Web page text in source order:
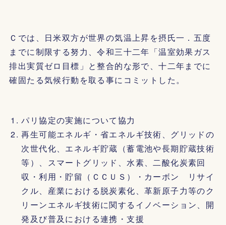
Ｃでは、日米双方が世界の気温上昇を摂氏一．五度
までに制限する努力、令和三十二年「温室効果ガス
排出実質ゼロ目標」と整合的な形で、十二年までに
確固たる気候行動を取る事にコミットした。
パリ協定の実施について協力
再生可能エネルギ・省エネルギ技術、グリッドの
次世代化、エネルギ貯蔵（蓄電池や長期貯蔵技術
等）、スマートグリッド、水素、二酸化炭素回
収・利用・貯留（ＣＣＵＳ）・カーボン リサイ
クル、産業における脱炭素化、革新原子力等のク
リーンエネルギ技術に関するイノベーション、開
発及び普及における連携・支援